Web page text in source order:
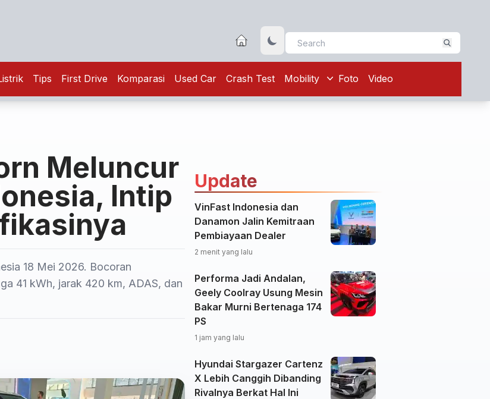
Tips First Drive Komparasi Used Car Crash Test Mobility Foto Video
Meluncur
Intip
18 Mei 2026. Bocoran
41 kWh, jarak 420 km, ADAS, dan
Update
VinFast Indonesia dan
Danamon Jalin Kemitraan
Pembiayaan Dealer
2 menit yang lalu
Performa Jadi Andalan,
Geely Coolray Usung Mesin
Bakar Murni Bertenaga 174
PS
1 jam yang lalu
Hyundai Stargazer Cartenz
X Lebih Canggih Dibanding
Rivalnya Berkat Hal Ini